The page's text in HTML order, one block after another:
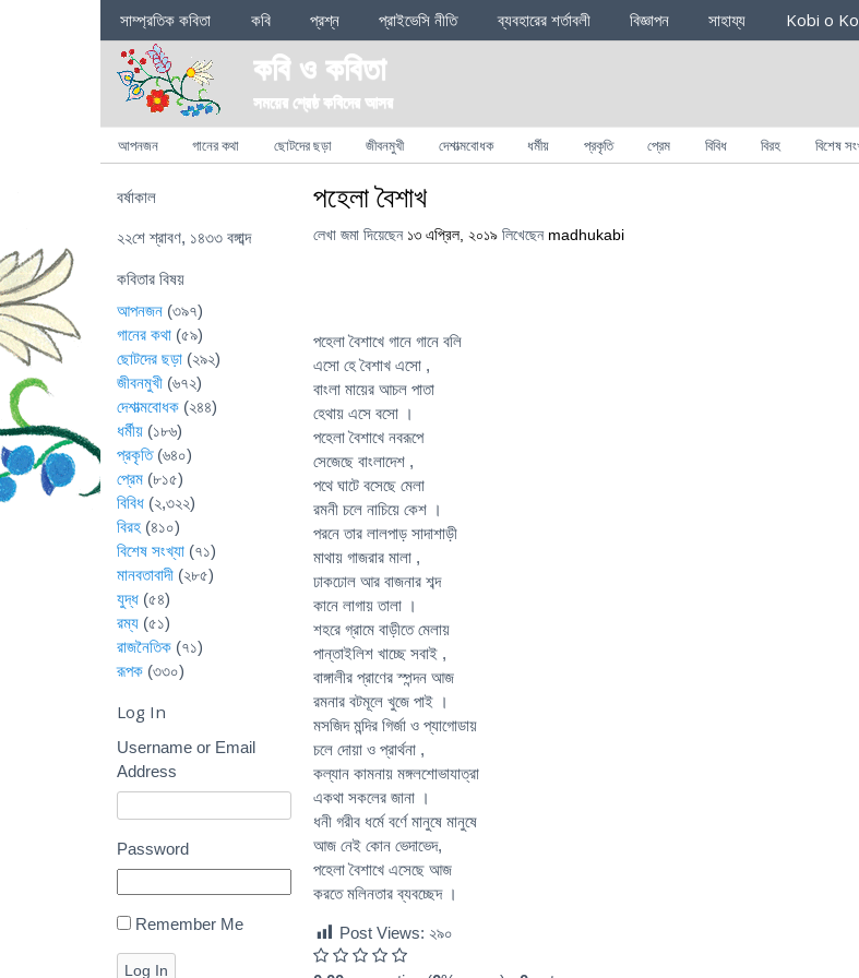
Sections
সাম্প্রতিক কবিতা কবি প্রশ্ন প্রাইভেসি নীতি ব্যবহারের শর্তাবলী বিজ্ঞাপন সাহায্য Kobi o
কবি ও কবিতা
সময়ের শ্রেষ্ঠ কবিদের আসর
Categories
আপনজন গানের কথা ছোটদের ছড়া জীবনমুখী দেশাত্মবোধক ধর্মীয় প্রকৃতি প্রেম বিবিধ বিরহ বিশেষ
পহেলা বৈশাখ
লেখা জমা দিয়েছেন ১৩ এপ্রিল, ২০১৯ লিখেছেন madhukabi
পহেলা বৈশাখে গানে গানে বলি
এসো হে বৈশাখ এসো ,
বাংলা মায়ের আচল পাতা
হেথায় এসে বসো ।
পহেলা বৈশাখে নবরূপে
সেজেছে বাংলাদেশ ,
পথে ঘাটে বসেছে মেলা
রমনী চলে নাচিয়ে কেশ ।
পরনে তার লালপাড় সাদাশাড়ী
মাথায় গাজরার মালা ,
ঢাকঢোল আর বাজনার শব্দ
কানে লাগায় তালা ।
শহরে গ্রামে বাড়ীতে মেলায়
পান্তাইলিশ খাচ্ছে সবাই ,
বাঙ্গালীর প্রাণের স্পন্দন আজ
রমনার বটমূলে খুজে পাই ।
মসজিদ মন্দির গির্জা ও প্যাগোডায়
চলে দোয়া ও প্রার্থনা ,
কল্যান কামনায় মঙ্গলশোভাযাত্রা
একথা সকলের জানা ।
ধনী গরীব ধর্মে বর্ণে মানুষে মানুষে
আজ নেই কোন ভেদাভেদ,
পহেলা বৈশাখে এসেছে আজ
করতে মলিনতার ব্যবচ্ছেদ ।
Post Views: ২৯০
বর্ষাকাল
২২শে শ্রাবণ, ১৪৩৩ বঙ্গাব্দ
কবিতার বিষয়
আপনজন (৩৯৭)
গানের কথা (৫৯)
ছোটদের ছড়া (২৯২)
জীবনমুখী (৬৭২)
দেশাত্মবোধক (২৪৪)
ধর্মীয় (১৮৬)
প্রকৃতি(৬৪০)
প্রেম (৮১৫)
বিবিধ (২,৩২২)
বিরহ (৪১০)
বিশেষ সংখ্যা (৭১)
মানবতাবাদী (২৮৫)
যুদ্ধ (৫৪)
রম্য (৫১)
রাজনৈতিক (৭১)
রূপক (৩৩০)
Log In
Username or Email
Address
Password
Remember Me
Log In